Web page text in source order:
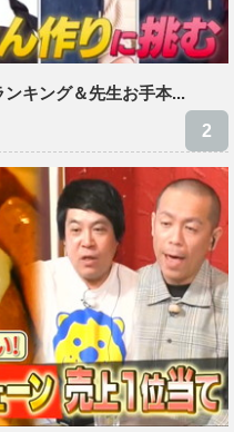
キング＆先生お手本...